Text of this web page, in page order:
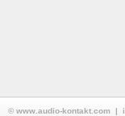
© www.audio-kontakt.com |